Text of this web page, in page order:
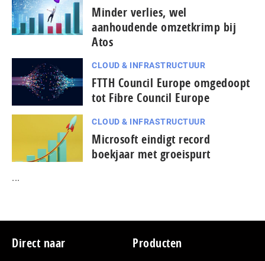
Minder verlies, wel
aanhoudende omzetkrimp bij
Atos
CLOUD & INFRASTRUCTUUR
FTTH Council Europe omgedoopt
tot Fibre Council Europe
CLOUD & INFRASTRUCTUUR
Microsoft eindigt record
boekjaar met groeispurt
...
Footer
Direct naar Producten